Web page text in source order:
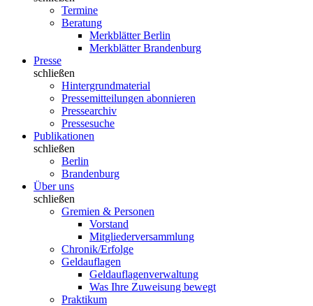
Termine
Beratung
Merkblätter Berlin
Merkblätter Brandenburg
Presse
schließen
Hintergrundmaterial
Pressemitteilungen abonnieren
Pressearchiv
Pressesuche
Publikationen
schließen
Berlin
Brandenburg
Über uns
schließen
Gremien & Personen
Vorstand
Mitgliederversammlung
Chronik/Erfolge
Geldauflagen
Geldauflagenverwaltung
Was Ihre Zuweisung bewegt
Praktikum